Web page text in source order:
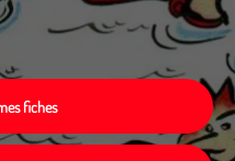
fiches